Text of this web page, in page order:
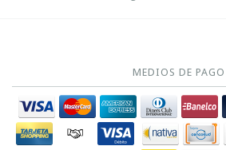
MEDIOS DE PAGO